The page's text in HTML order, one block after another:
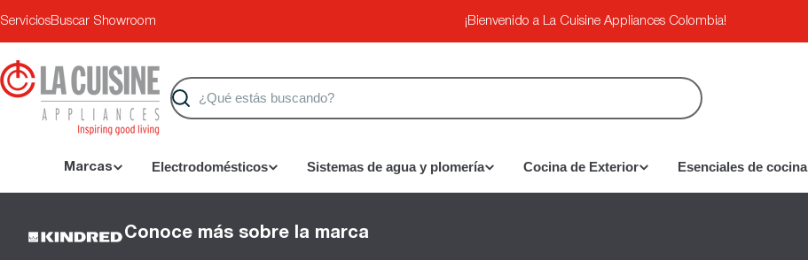
ServiciosBuscar Showroom ¡Bienvenido a La Cuisine Appliances Colombia!
Buscar
Marcas Electrodomésticos Sistemas de agua y plomería Cocina de Exterior Esenciales de cocina
Conoce más sobre la marca